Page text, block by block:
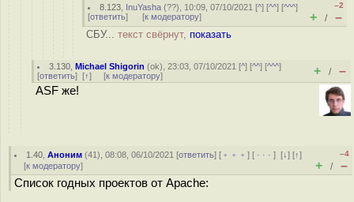
8.123 InuYasha (??), 10:09, 07/10/2021 [^] [^^] [^^^]
[ответить] [к модератору]
–2
+ / –
СБУ... текст свёрнут, показать
3.130 ,Michael Shigorin (ok), 23:03, 07/10/2021 [^] [^^] [^^^]
[ответить] [↑] [к модератору] + / –
ASF же!
1.40 ,Аноним (41), 08:08, 06/10/2021 [ответить] [ ﹢﹢﹢] [ · · ·][↓] [↑]
[к модератору]
–4
+ / –
Список годных проектов от Apache: